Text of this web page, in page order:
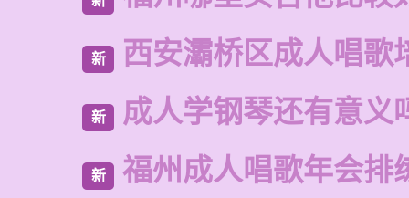
新 西安灞桥区成人唱歌
新 成人学钢琴还有意义
新 福州成人唱歌年会排